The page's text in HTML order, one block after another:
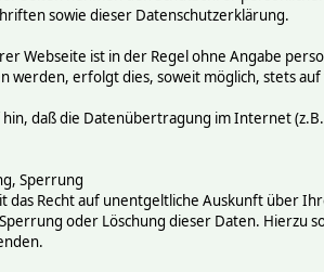
sowie dieser Datenschutzerklärung.
Webseite ist in der Regel ohne Angabe
werden, erfolgt dies, soweit möglich, stets
daß die Datenübertragung im Internet
Sperrung
das Recht auf unentgeltliche Auskunft über
oder Löschung dieser Daten. Hierzu